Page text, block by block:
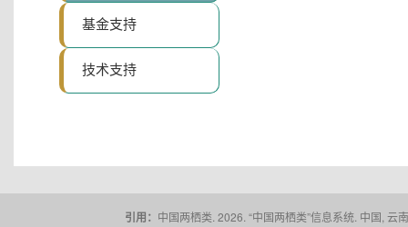
基金支持
技术支持
引用： 中国两栖类. 2026. “中国两栖类”信息系统. 中国,